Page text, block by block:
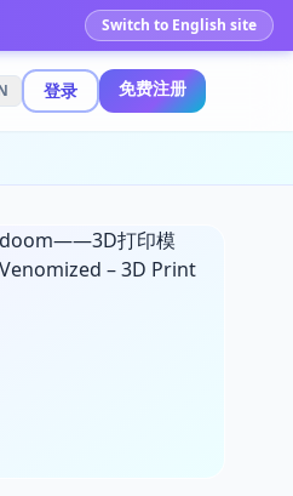
登录 免费注册
Switch to English site